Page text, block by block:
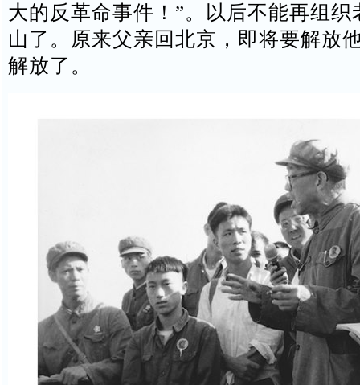
大的反革命事件！”。以后不能再组织
山了。原来父亲回北京，即将要解放
解放了。